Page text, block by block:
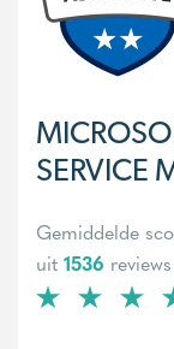
SERVICE
Gemiddelde
uit 1536 reviews